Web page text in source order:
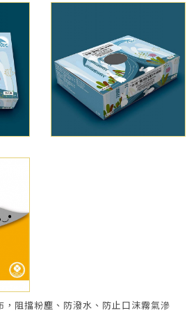
，阻擋粉塵、防潑水、防止口沫霧氣滲